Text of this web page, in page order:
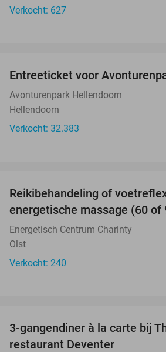
Verkocht: 627
Entreeticket voor
Avonturenpark Hellendoorn
Hellendoorn
Verkocht: 32.383
OUT
Reikibehandeling of
energetische massage (60 of
Energetisch Centrum Charinty
Olst
Verkocht: 240
3-gangendiner à la carte bij
restaurant Deventer